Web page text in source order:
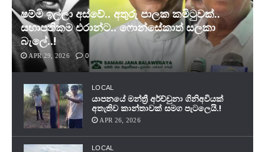
ෂම්මි ඉල්ලා අස්වේ.. අතුරු පාලක කමිටුවක්..
සභාපතිකම එරාන්ට.. ෆොන්සේකාත් සලකා
බැලේ..!
APR 29, 2026 0
LOCAL
යාපනයේ මන්ත්‍රී අර්ච්චුනා ගිනිඅවියක්
අතැතිව කාන්තාවක් සමග පැටලෙයි.!
APR 26, 2026
LOCAL